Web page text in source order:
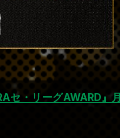
セ・リーグAWARD』